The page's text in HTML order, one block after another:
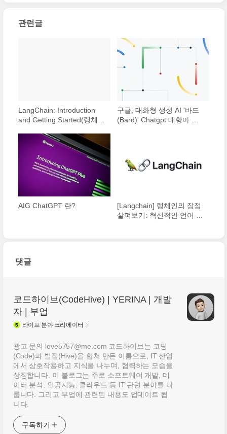
관련글
LangChain: Introduction
and Getting Started(랭체인
구글, 대화형 생성 AI '바드
(Bard)' Chatgpt 대항마 될
AIG ChatGPT 란?
[Langchain] 랭체인의 장점
살펴보기: 혁신적인 언어 학
댓글
코드하이브(CodeHive) | YERINA | 개발
자 | 부업
라이프 분야 크리에이터
광고 문의 love5757@me.com 코드하이브는 코딩
(Code)과 벌집(Hive)을 합쳐 만든 이름으로, IT 산업
에서 상호작용하고 지식을 나누며, 협력하는 모습을
상징합니다. 이 블로그는 주로 소프트웨어 개발, 데
이터 분석, 인공지능, 클라우드 등 IT 관련 분야를 다
룹니다. 그리고 부업에 관련된 내용도 업데이트 됩
니다.
구독하기